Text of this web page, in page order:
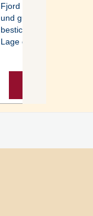
Fjord entfernt gelegen!
und gut eingerichtete
besticht durch seine
Lage direkt am Fjord.